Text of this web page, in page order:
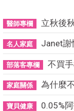
醫師專欄 立秋後
名人家庭 Janet謝
部落客專欄 不買手
家庭關係 為什麼
寶貝健康 0.05%阿